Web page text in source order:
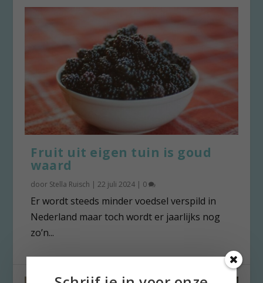
Fruit uit eigen tuin is goud
waard
door Stella Ruisch |22 juli 2024 | 0
Er wordt steeds minder voedsel verspild in
Nederland maar toch wordt er jaarlijks nog
zo’n...